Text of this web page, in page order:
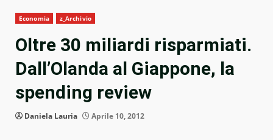
Economia z_Archivio
Oltre 30 miliardi risparmiati.
Dall’Olanda al Giappone, la
spending review
Daniela Lauria Aprile 10, 2012